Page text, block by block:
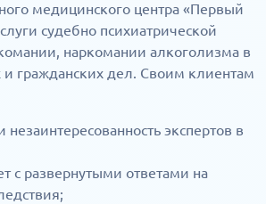
медицинского центра «Первый
судебно психиатрической
наркомании алкоголизма в
и гражданских дел. Своим клиентам
незаинтересованность экспертов в
с развернутыми ответами на